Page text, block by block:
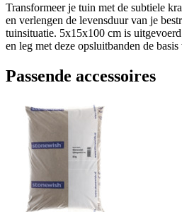
Transformeer je tuin met de subtiele
en verlengen de levensduur van je
tuinsituatie. 5x15x100 cm is
en leg met deze opsluitbanden de
Passende accessoires